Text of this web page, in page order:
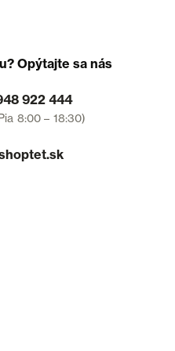
Opýtajte sa nás
922 444
8:00 – 18:30)